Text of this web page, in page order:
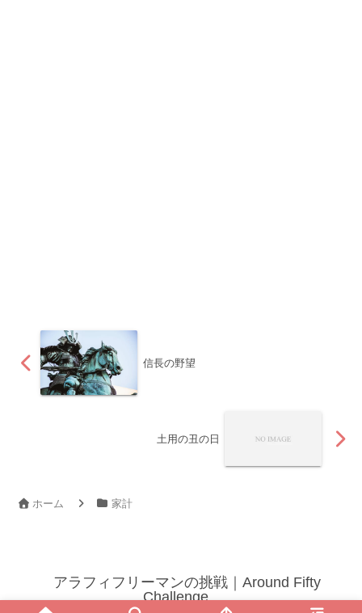
信長の野望
土用の丑の日
ホーム 家計
アラフィフリーマンの挑戦｜Around Fifty
Challenge